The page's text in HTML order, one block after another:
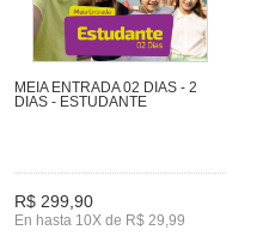
MEIA ENTRADA 02 DIAS - 2
DIAS - ESTUDANTE
R$ 299,90
En hasta 10X de R$ 29,99